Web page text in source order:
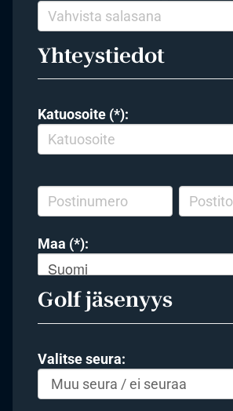
Yhteystiedot
Katuosoite (*):
Maa (*):
Suomi
Golf jäsenyys
Valitse seura: